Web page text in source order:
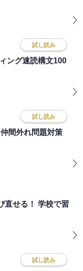
試し読み
ング速読構文100
試し読み
間外れ問題対策
直せる！ 学校で習
試し読み